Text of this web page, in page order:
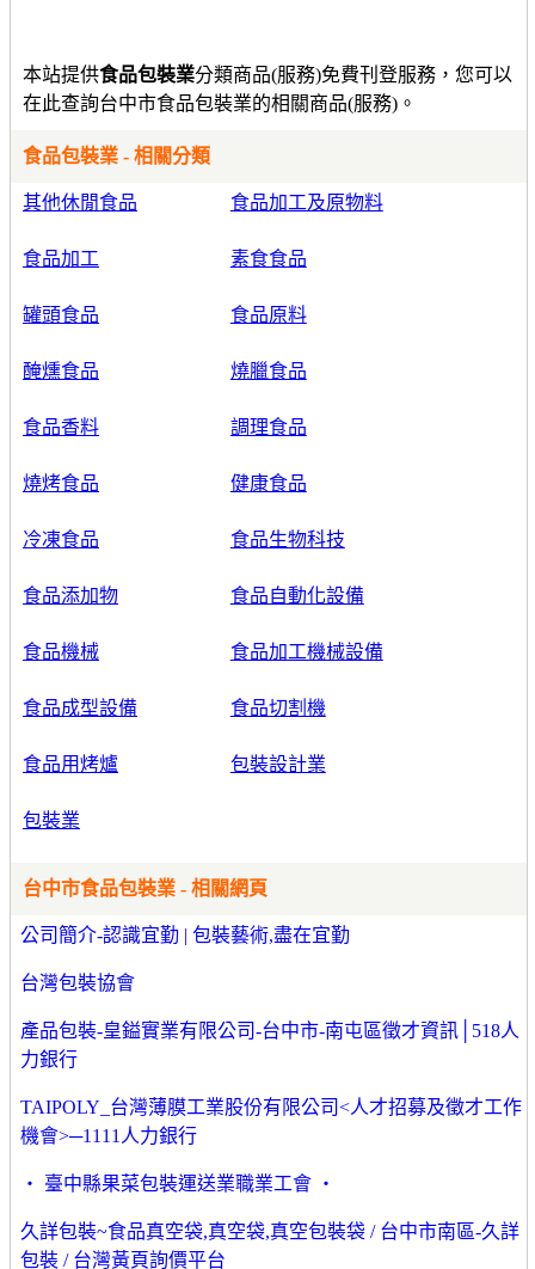
本站提供食品包裝業分類商品(服務)免費刊登服務，您可以
在此查詢台中市食品包裝業的相關商品(服務)。
食品包裝業 - 相關分類
其他休閒食品 食品加工及原物料
食品加工 素食食品
罐頭食品 食品原料
醃燻食品 燒臘食品
食品香料 調理食品
燒烤食品 健康食品
冷凍食品 食品生物科技
食品添加物 食品自動化設備
食品機械 食品加工機械設備
食品成型設備 食品切割機
食品用烤爐 包裝設計業
包裝業
台中市食品包裝業 - 相關網頁
公司簡介-認識宜勤 | 包裝藝術,盡在宜勤
台灣包裝協會
產品包裝-皇鎰實業有限公司-台中市-南屯區徵才資訊│518人
力銀行
TAIPOLY_台灣薄膜工業股份有限公司<人才招募及徵才工作
機會>─1111人力銀行
‧ 臺中縣果菜包裝運送業職業工會 ‧
久詳包裝~食品真空袋,真空袋,真空包裝袋 / 台中市南區-久詳
包裝 / 台灣黃頁詢價平台